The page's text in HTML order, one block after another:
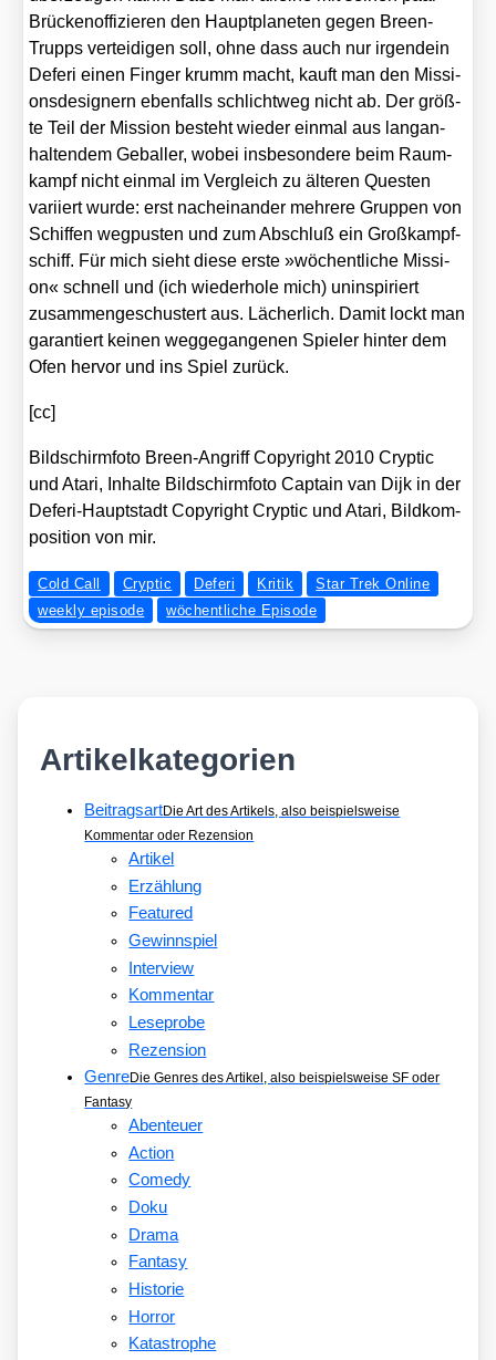
Brü­cken­of­fi­zie­ren den Haupt­pla­ne­ten gegen Breen-
Trupps ver­tei­di­gen soll, ohne dass auch nur irgend­ein
Defe­ri einen Fin­ger krumm macht, kauft man den Mis­si­
ons­de­si­gnern eben­falls schlicht­weg nicht ab. Der größ­
te Teil der Mis­si­on besteht wie­der ein­mal aus lang­an­
hal­ten­dem Gebal­ler, wobei ins­be­son­de­re beim Raum­
kampf nicht ein­mal im Ver­gleich zu älte­ren Ques­ten
vari­iert wur­de: erst nach­ein­an­der meh­re­re Grup­pen von
Schif­fen weg­pus­ten und zum Abschluß ein Groß­kampf­
schiff. Für mich sieht die­se ers­te »wöchent­li­che Mis­si­
on« schnell und (ich wie­der­ho­le mich) unin­spi­riert
zusam­men­ge­schus­tert aus. Lächer­lich. Damit lockt man
garan­tiert kei­nen weg­ge­gan­ge­nen Spie­ler hin­ter dem
Ofen her­vor und ins Spiel zurück.
[cc]
Bild­schirm­fo­to Breen-Angriff Copy­right 2010 Cryp­tic
und Ata­ri, Inhal­te Bild­schirm­fo­to Cap­tain van Dijk in der
Defe­ri-Haupt­stadt Copy­right Cryp­tic und Ata­ri, Bild­kom­
po­si­ti­on von mir.
Cold Call Cryptic Deferi Kritik
Star Trek Online
weekly episode
wöchentliche Episode
Artikelkategorien
BeitragsartDie Art des Artikels, also beispielsweise
Kommentar oder Rezension
Artikel
Erzählung
Featured
Gewinnspiel
Interview
Kommentar
Leseprobe
Rezension
GenreDie Genres des Artikel, also beispielsweise SF oder
Fantasy
Abenteuer
Action
Comedy
Doku
Drama
Fantasy
Historie
Horror
Katastrophe